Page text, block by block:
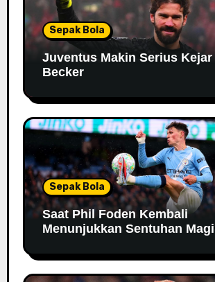
Sepak Bola
Juventus Makin Serius
Becker
Sepak Bola
Saat Phil Foden Kembali
Menunjukkan Sentuhan